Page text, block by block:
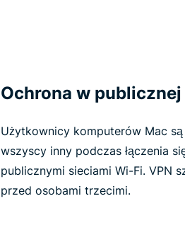
Ochrona w
Użytkownicy komputerów Mac
wszyscy inny podczas łączenia
publicznymi sieciami Wi-Fi. VPN
przed osobami trzecimi.